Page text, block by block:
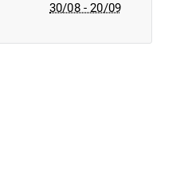
30/08 - 20/09